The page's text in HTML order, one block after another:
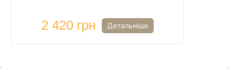
2 420 грн Детальніше